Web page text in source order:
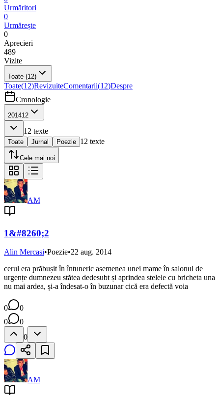
Urmăritori
0
Urmărește
0
Aprecieri
489
Vizite
Toate (12)
Toate(12)RevizuiteComentarii(12)Despre
Cronologie
201412
12 texte
Toate Jurnal Poezie 12 texte
Cele mai noi
AM
1&#8260;2
Alin Mercasi•Poezie•22 aug. 2014
cerul era prăbușit în întuneric asemenea unei mame în salonul de
urgențe dumnezeu stătea dedesubt și aprindea stelele cu bricheta una
nu mai ardea, și-a îndesat-o în buzunar cică era defectă voia
0
0
0
0
0
AM